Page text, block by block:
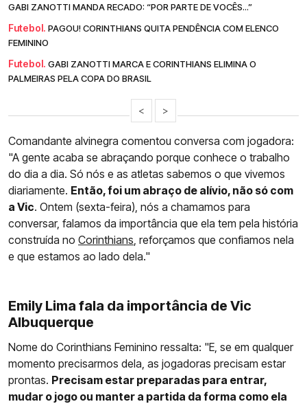
GABI ZANOTTI MANDA RECADO: “POR PARTE DE VOCÊS...”
Futebol. PAGOU! CORINTHIANS QUITA PENDÊNCIA COM ELENCO
FEMININO
Futebol. GABI ZANOTTI MARCA E CORINTHIANS ELIMINA O
PALMEIRAS PELA COPA DO BRASIL
< >
Comandante alvinegra comentou conversa com jogadora:
"A gente acaba se abraçando porque conhece o trabalho
do dia a dia. Só nós e as atletas sabemos o que vivemos
diariamente. Então, foi um abraço de alívio, não só com
a Vic. Ontem (sexta-feira), nós a chamamos para
conversar, falamos da importância que ela tem pela história
construída no Corinthians , reforçamos que confiamos nela
e que estamos ao lado dela."
Emily Lima fala da importância de Vic
Albuquerque
Nome do Corinthians Feminino ressalta: "E, se em qualquer
momento precisarmos dela, as jogadoras precisam estar
prontas. Precisam estar preparadas para entrar,
mudar o jogo ou manter a partida da forma como ela